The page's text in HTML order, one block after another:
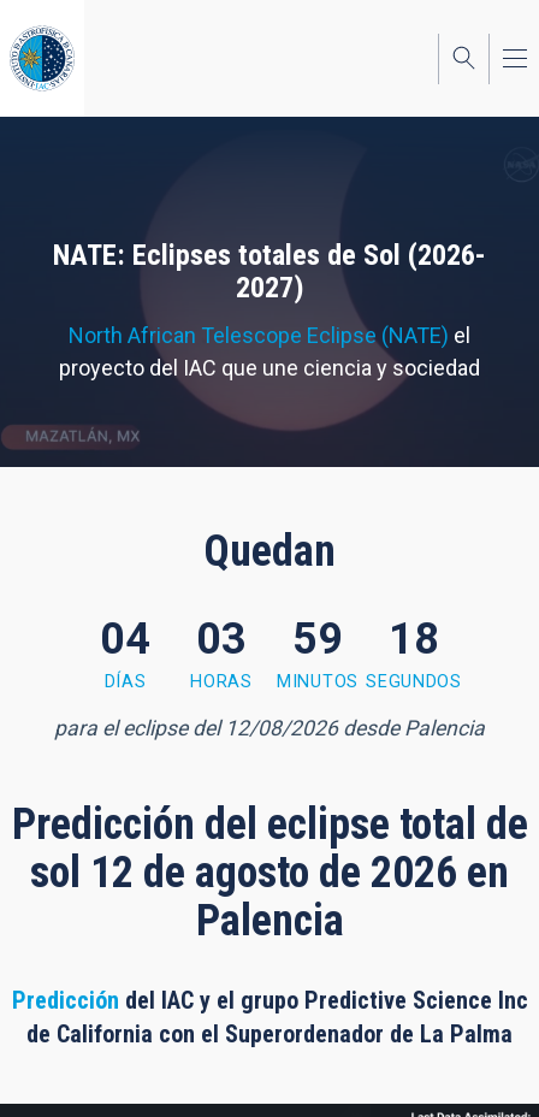
al
contenido
principal
NATE: Eclipses totales de Sol (2026-
2027)
North African Telescope Eclipse (NATE) el
proyecto del IAC que une ciencia y sociedad
Quedan
16 seconds
04
DÍAS
03
HORAS
59
MINUTOS
18
SEGUNDOS
para el eclipse del 12/08/2026 desde Palencia
Predicción del eclipse total de
sol 12 de agosto de 2026 en
Palencia
Predicción del IAC y el grupo Predictive Science Inc
de California con el Superordenador de La Palma